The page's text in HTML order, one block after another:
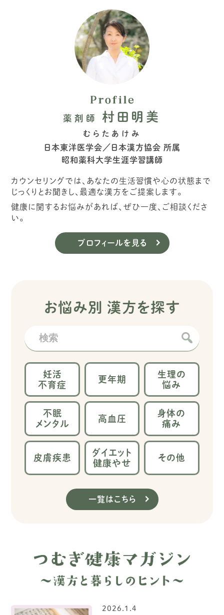
薬剤師 村田明美
むらたあけみ
日本東洋医学会／日本漢方協会 所属
昭和薬科大学生涯学習講師
カウンセリングでは、あなたの生活習慣や心の状態まで
じっくりとお聞きし、最適な漢方をご提案します。
健康に関するお悩みがあれば、ぜひ一度、ご相談くださ
い。
プロフィールを見る
お悩み別 漢方を探す
妊活
不育症
更年期
生理の
悩み
不眠
メンタル
高血圧
身体の
痛み
皮膚疾患
ダイエット
健康やせ
その他
一覧はこちら
2026.1.4